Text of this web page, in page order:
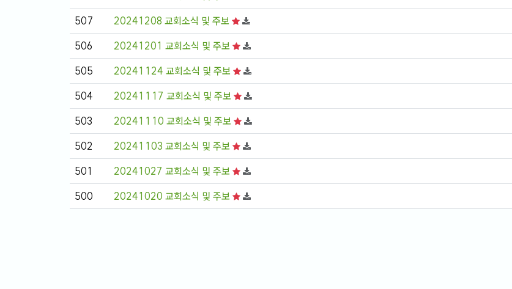
507 20241208 교회소식 및 주보
506 20241201 교회소식 및 주보
505 20241124 교회소식 및 주보
504 20241117 교회소식 및 주보
503 20241110 교회소식 및 주보
502 20241103 교회소식 및 주보
501 20241027 교회소식 및 주보
500 20241020 교회소식 및 주보